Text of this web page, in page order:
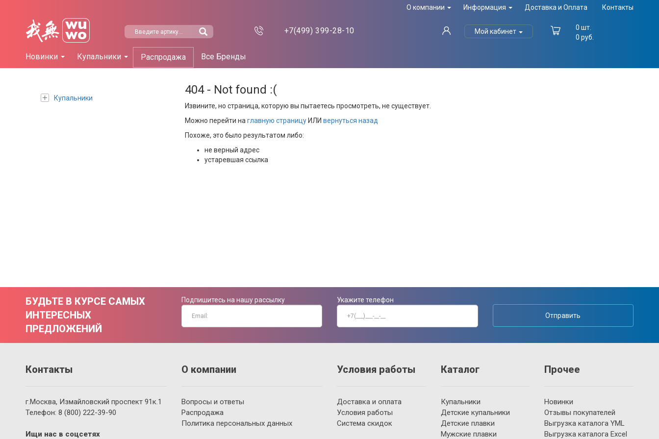
О компании Информация Доставка и Оплата Контакты
+7(499) 399-28-10 Мой кабинет
0 шт.
0 руб.
Новинки Купальники Распродажа Все Бренды
Купальники
404 - Not found :(
Извините, но страница, которую вы пытаетесь просмотреть, не существует.
Можно перейти на главную страницу ИЛИ вернуться назад
Похоже, это было результатом либо:
не верный адрес
устаревшая ссылка
БУДЬТЕ В КУРСЕ САМЫХ
ИНТЕРЕСНЫХ
ПРЕДЛОЖЕНИЙ
Подпишитесь на нашу рассылку
Укажите телефон
Отправить
Контакты
г.Москва, Измайловский проспект 91к.1
Телефон: 8 (800) 222-39-90
Ищи нас в соцсетях
О компании
Вопросы и ответы
Распродажа
Политика персональных данных
Условия работы
Доставка и оплата
Условия работы
Система скидок
Каталог
Купальники
Детские купальники
Детские плавки
Мужские плавки
Прочее
Новинки
Отзывы покупателей
Выгрузка каталога YML
Выгрузка каталога Excel